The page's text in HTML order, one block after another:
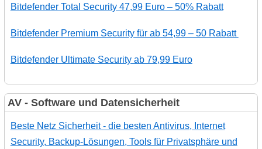
Bitdefender Total Security 47,99 Euro – 50% Rabatt
Bitdefender Premium Security für ab 54,99 – 50 Rabatt
Bitdefender Ultimate Security ab 79,99 Euro
AV - Software und Datensicherheit
Beste Netz Sicherheit - die besten Antivirus, Internet
Security, Backup-Lösungen, Tools für Privatsphäre und